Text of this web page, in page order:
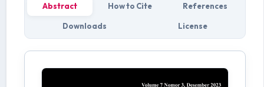
Abstract How to Cite References
Downloads License